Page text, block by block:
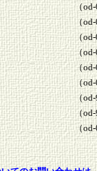
（
（
（
（
（
（od-
（
（
（